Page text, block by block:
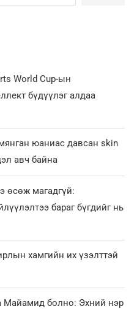
World Cup-ын
бүдүүлэг алдаа
юаниас давсан skin
авч байна
өсөж магадгүй:
бараг бүгдийг нь
хамгийн их үзэлттэй
Майамид болно: Эхний нэр